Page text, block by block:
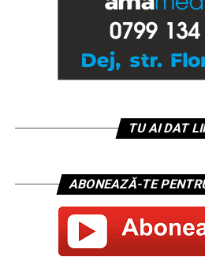
TU AI DAT
ABONEAZĂ-TE